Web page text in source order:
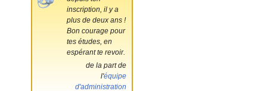
inscription, il y a
plus de deux ans !
Bon courage pour
tes études, en
espérant te revoir.
de la part de
l'équipe
d'administration